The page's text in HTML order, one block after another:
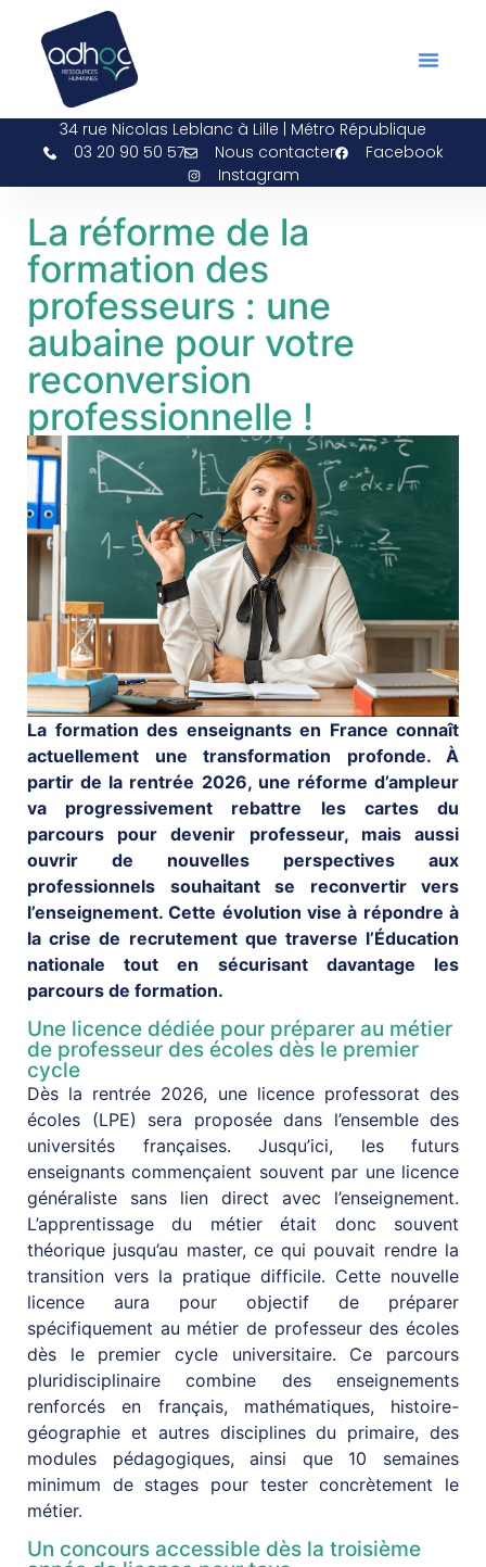
34 rue Nicolas Leblanc à Lille | Métro République
03 20 90 50 57
Nous contacter
Facebook
Instagram
La réforme de la
formation des
professeurs : une
aubaine pour votre
reconversion
professionnelle !
La formation des enseignants en France connaît
actuellement une transformation profonde. À
partir de la rentrée 2026, une réforme d’ampleur
va progressivement rebattre les cartes du
parcours pour devenir professeur, mais aussi
ouvrir de nouvelles perspectives aux
professionnels souhaitant se reconvertir vers
l’enseignement. Cette évolution vise à répondre à
la crise de recrutement que traverse l’Éducation
nationale tout en sécurisant davantage les
parcours de formation.
Une licence dédiée pour préparer au métier
de professeur des écoles dès le premier
cycle
Dès la rentrée 2026, une licence professorat des
écoles (LPE) sera proposée dans l’ensemble des
universités françaises. Jusqu’ici, les futurs
enseignants commençaient souvent par une licence
généraliste sans lien direct avec l’enseignement.
L’apprentissage du métier était donc souvent
théorique jusqu’au master, ce qui pouvait rendre la
transition vers la pratique difficile. Cette nouvelle
licence aura pour objectif de préparer
spécifiquement au métier de professeur des écoles
dès le premier cycle universitaire. Ce parcours
pluridisciplinaire combine des enseignements
renforcés en français, mathématiques, histoire-
géographie et autres disciplines du primaire, des
modules pédagogiques, ainsi que 10 semaines
minimum de stages pour tester concrètement le
métier.
Un concours accessible dès la troisième